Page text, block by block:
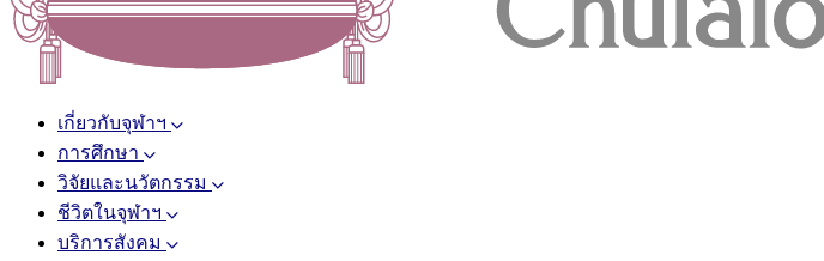
เกี่ยวกับจุฬาฯ
การศึกษา
วิจัยและนวัตกรรม
ชีวิตในจุฬาฯ
บริการสังคม